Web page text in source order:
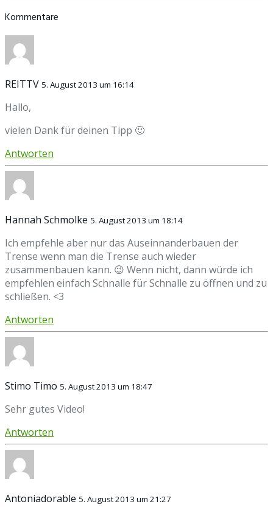
Kommentare
REITTV 5. August 2013 um 16:14
Hallo,
vielen Dank für deinen Tipp 🙂
Antworten
Hannah Schmolke 5. August 2013 um 18:14
Ich empfehle aber nur das Auseinnanderbauen der
Trense wenn man die Trense auch wieder
zusammenbauen kann. 😉 Wenn nicht, dann würde ich
empfehlen einfach Schnalle für Schnalle zu öffnen und zu
schließen. <3
Antworten
Stimo Timo 5. August 2013 um 18:47
Sehr gutes Video!
Antworten
Antoniadorable 5. August 2013 um 21:27